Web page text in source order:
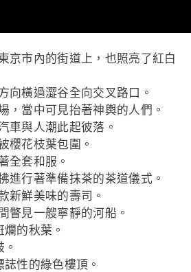
京市內的街道上，也照亮了紅白
向橫過澀谷全向交叉路口。
，當中可見抬著神輿的人們。
車與人潮此起彼落。
櫻花枝葉包圍。
全套和服。
進行著準備抹茶的茶道儀式。
新鮮美味的壽司。
瞥見一艘寧靜的河船。
的秋葉。
性的綠色樓頂。